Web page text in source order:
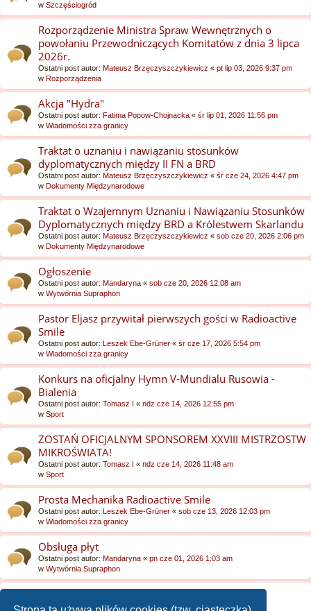
w Szczęściogród
Rozporządzenie Ministra Spraw Wewnętrznych o
powołaniu Przewodniczących Komitatów z dnia 3 lipca
2026r.
Ostatni post autor: Mateusz Brzęczyszczykiewicz « pt lip 03, 2026 9:37 pm
w Rozporządzenia
Akcja "Hydra"
Ostatni post autor: Fatima Popow-Chojnacka « śr lip 01, 2026 11:56 pm
w Wiadomości zza granicy
Traktat o uznaniu i nawiązaniu stosunków
dyplomatycznych między II FN a BRD
Ostatni post autor: Mateusz Brzęczyszczykiewicz « śr cze 24, 2026 4:47 pm
w Dokumenty Międzynarodowe
Traktat o Wzajemnym Uznaniu i Nawiązaniu Stosunków
Dyplomatycznych między BRD a Królestwem Skarlandu
Ostatni post autor: Mateusz Brzęczyszczykiewicz « sob cze 20, 2026 2:06 pm
w Dokumenty Międzynarodowe
Ogłoszenie
Ostatni post autor: Mandaryna « sob cze 20, 2026 12:08 am
w Wytwórnia Supraphon
Pastor Eljasz przywitał pierwszych gości w Radioactive
Smile
Ostatni post autor: Leszek Ebe-Grüner « śr cze 17, 2026 5:54 pm
w Wiadomości zza granicy
Konkurs na oficjalny Hymn V-Mundialu Rusowia -
Bialenia
Ostatni post autor: Tomasz I « ndz cze 14, 2026 12:55 pm
w Sport
ZOSTAŃ OFICJALNYM SPONSOREM XXVIII MISTRZOSTW
MIKROŚWIATA!
Ostatni post autor: Tomasz I « ndz cze 14, 2026 11:48 am
w Sport
Prosta Mechanika Radioactive Smile
Ostatni post autor: Leszek Ebe-Grüner « sob cze 13, 2026 12:03 pm
w Wiadomości zza granicy
Obsługa płyt
Ostatni post autor: Mandaryna « pn cze 01, 2026 1:03 am
w Wytwórnia Supraphon
Ostatni post autor:Mandaryna «pn cze 01, 2026 1:02 am